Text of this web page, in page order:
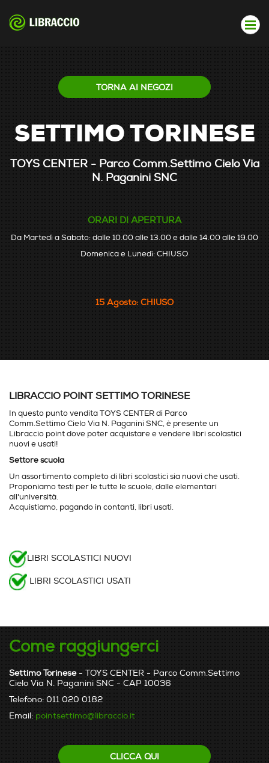
TORNA AI NEGOZI
SETTIMO TORINESE
TOYS CENTER - Parco Comm.Settimo Cielo Via
N. Paganini SNC
ORARI DI APERTURA
Da Martedì a Sabato: dalle 10.00 alle 13.00 e dalle 14.00 alle 19.00
Domenica e Lunedì: CHIUSO
15 Agosto: CHIUSO
LIBRACCIO POINT SETTIMO TORINESE
In questo punto vendita TOYS CENTER di Parco
Comm.Settimo Cielo Via N. Paganini SNC, è presente un
Libraccio point dove poter acquistare e vendere libri scolastici
nuovi e usati!
Settore scuola
Un assortimento completo di libri scolastici sia nuovi che usati.
Proponiamo testi per le tutte le scuole, dalle elementari
all'università.
Acquistiamo, pagando in contanti, libri usati.
LIBRI SCOLASTICI NUOVI
LIBRI SCOLASTICI USATI
Come raggiungerci
Settimo Torinese- TOYS CENTER - Parco Comm.Settimo
Cielo Via N. Paganini SNC - CAP 10036
Telefono: 011 020 0182
Email: pointsettimo@libraccio.it
CLICCA QUI